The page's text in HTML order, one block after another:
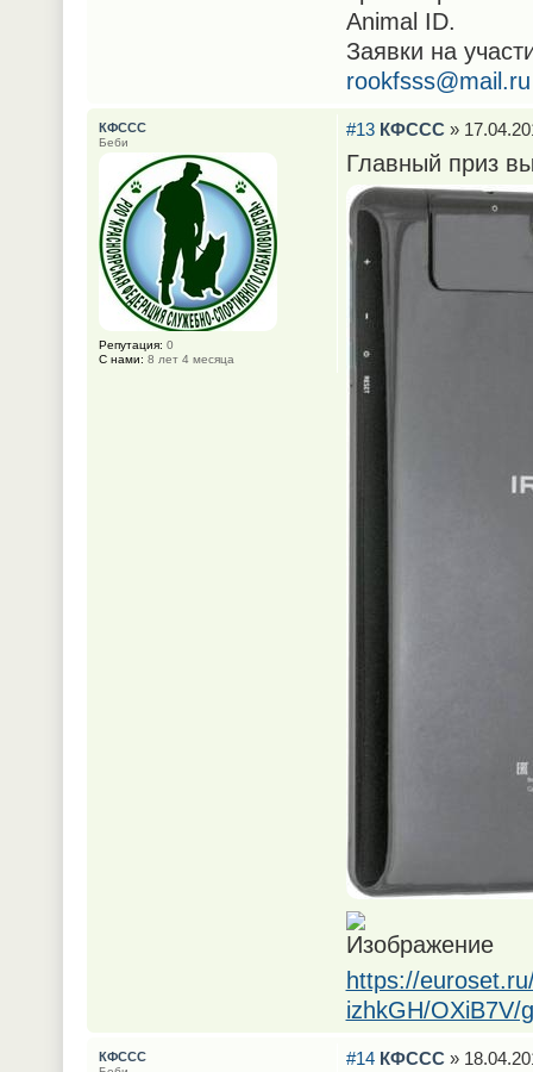
Animal ID.
Заявки на
rookfsss@mail.ru
#13 КФССС»
Главный приз
https://
izhkGH/OXiB7V/
КФССС
Беби
Репутация: 0
С нами: 8 лет 4 месяца
#14 КФССС»
КФССС